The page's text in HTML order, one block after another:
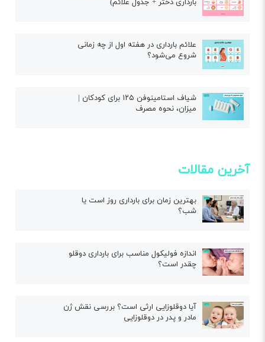
بارداری دختر + جدول علائم)
علائم بارداری در هفته اول از چه زمانی
شروع می‌شود؟
شیاف استامینوفن ۱۲۵ برای کودکان |
میزان، نحوه مصرف
آخرین مقالات
بهترین زمان برای بارداری روز است یا
شب؟
اندازه فولیکول مناسب برای بارداری دوقلو
چقدر است؟
آیا دوقلوزایی ارثی است؟ بررسی نقش ژن
مادر و پدر در دوقلوزایی